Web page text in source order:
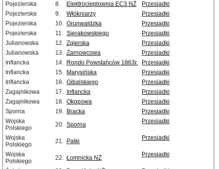
Pojezierska
8. Elektrociepłownia EC3 NŻ
Przesiadki
Pojezierska
9. Włókniarzy
Przesiadki
Pojezierska
10. Grunwaldzka
Przesiadki
Pojezierska
11. Sierakowskiego
Przesiadki
Julianowska
12. Zgierska
Przesiadki
Julianowska
13. Żarnowcowa
Przesiadki
Inflancka
14. Rondo Powstańców 1863r.
Przesiadki
Inflancka
15. Marysińska
Przesiadki
Inflancka
16. Gibalskiego
Przesiadki
Zagajnikowa
17. Inflancka
Przesiadki
Zagajnikowa
18. Okopowa
Przesiadki
Sporna
19. Bracka
Przesiadki
Wojska
Polskiego
20. Sporna Przesiadki
Wojska
Polskiego
21. Palki Przesiadki
Wojska
Polskiego
22. Łomnicka NŻ Przesiadki